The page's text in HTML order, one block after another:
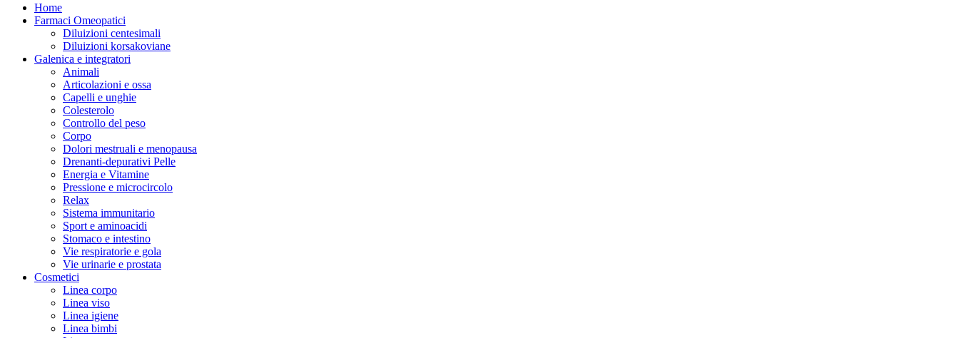
Home
Farmaci Omeopatici
Diluizioni centesimali
Diluizioni korsakoviane
Galenica e integratori
Animali
Articolazioni e ossa
Capelli e unghie
Colesterolo
Controllo del peso
Corpo
Dolori mestruali e menopausa
Drenanti-depurativi Pelle
Energia e Vitamine
Pressione e microcircolo
Relax
Sistema immunitario
Sport e aminoacidi
Stomaco e intestino
Vie respiratorie e gola
Vie urinarie e prostata
Cosmetici
Linea corpo
Linea viso
Linea igiene
Linea bimbi